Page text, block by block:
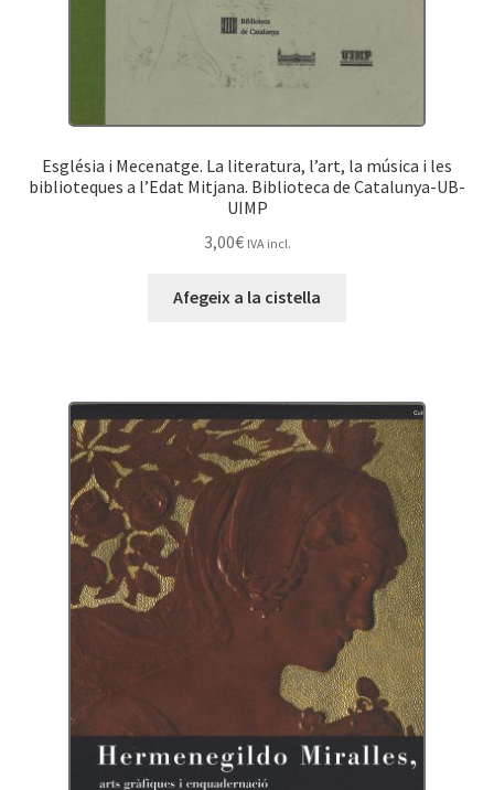
Església i Mecenatge. La literatura, l’art, la música i les
biblioteques a l’Edat Mitjana. Biblioteca de Catalunya-UB-
UIMP
3,00€ IVA incl.
Afegeix a la cistella